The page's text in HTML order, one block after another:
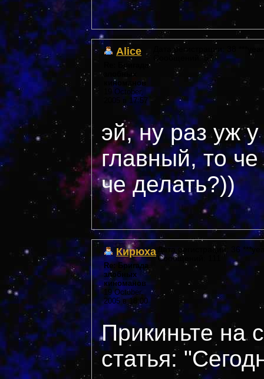
Alice
Re: Бригада
злобных
киноманов
19 October,
2005 в 17:57
Дата регистрации: 38
Сообщений: 57
эй, ну раз уж
главный, то
че делать?))
Кирюха
Re: Бригада
злобных
киноманов
19 October,
2005 в 18:00
Дата регистрации: 36
Сообщений: 111
Прикиньте на
статья: